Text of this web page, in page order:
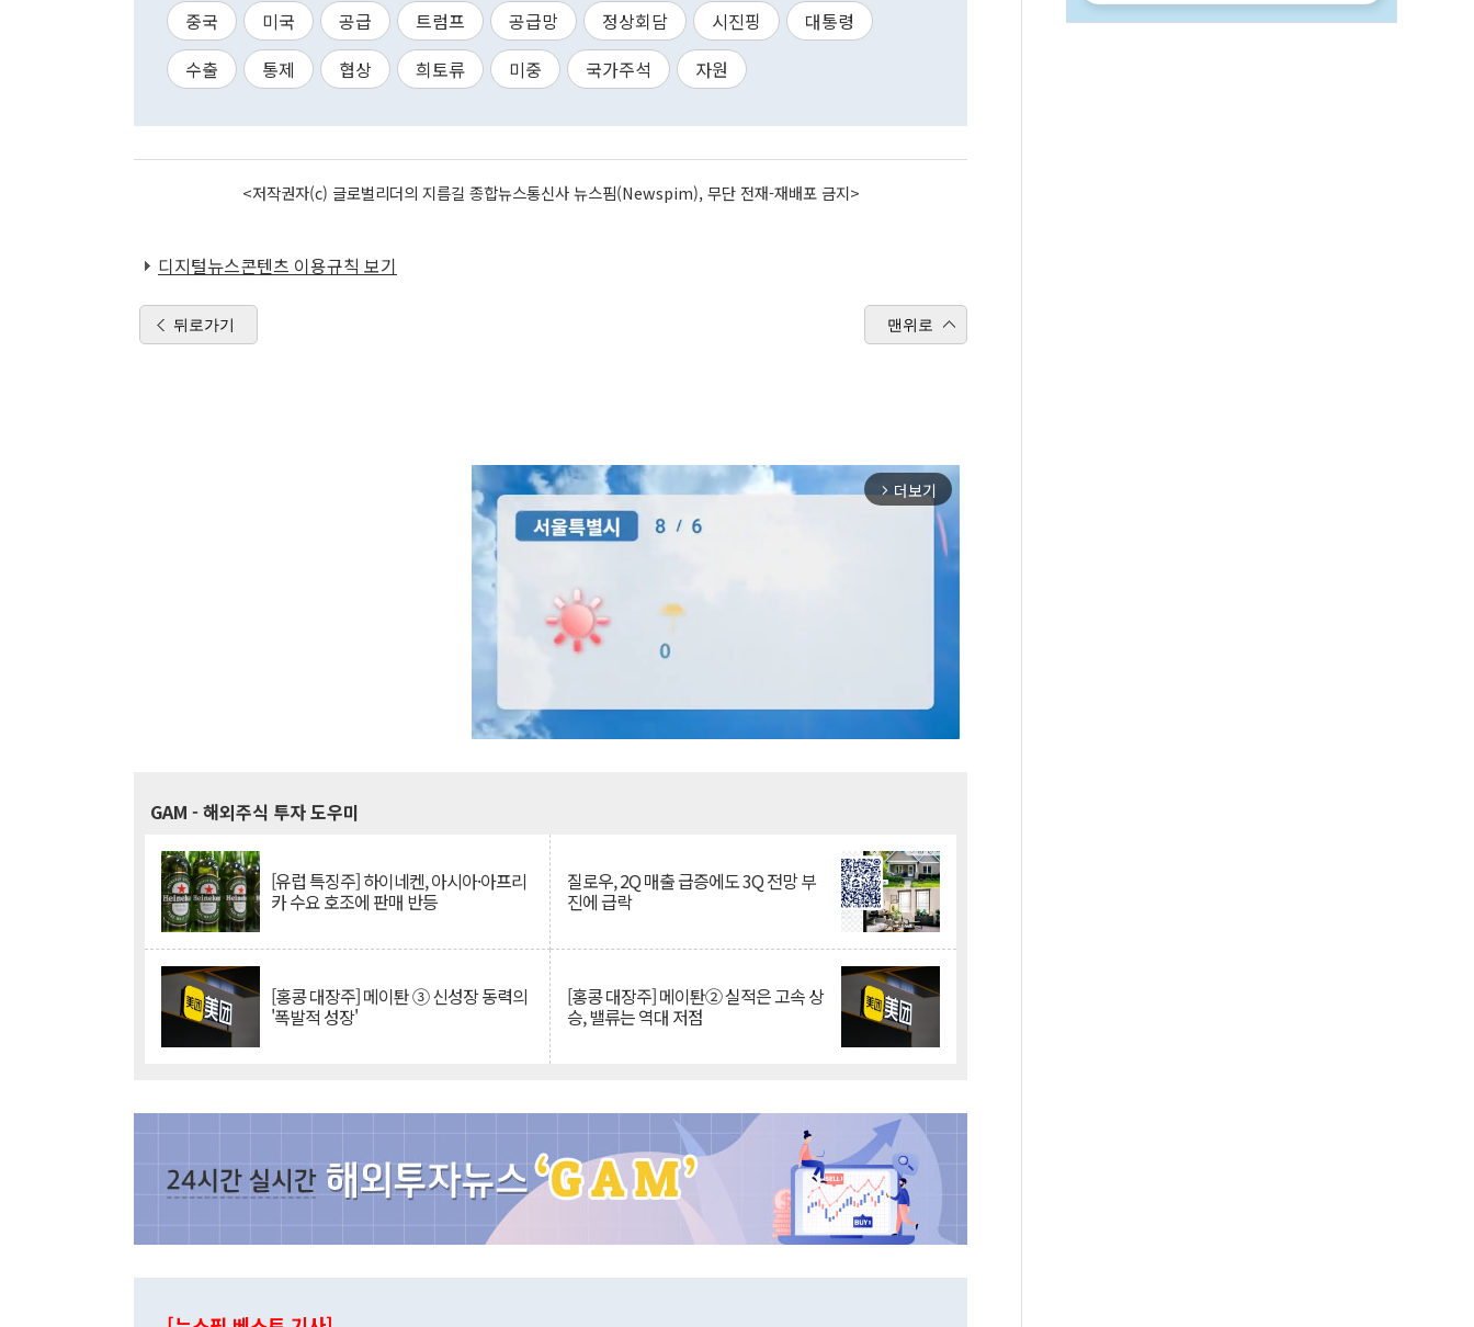
중국 미국 공급 트럼프 공급망 정상회담 시진핑
대통령
수출
통제 협상 희토류 미중 국가주석 자원
<저작권자(c) 글로벌리더의 지름길 종합뉴스통신사 뉴스핌(Newspim), 무단 전재-재배포 금지>
디지털뉴스콘텐츠 이용규칙 보기
뒤로가기 맨위로
arrow_forward_ios 더보기
GAM - 해외주식 투자 도우미
[유럽 특징주] 하이네켄, 아시아·아프리
카 수요 호조에 판매 반등
질로우, 2Q 매출 급증에도 3Q 전망 부
진에 급락
[홍콩 대장주] 메이퇀 ③ 신성장 동력의
'폭발적 성장'
[홍콩 대장주] 메이퇀② 실적은 고속 상
승, 밸류는 역대 저점